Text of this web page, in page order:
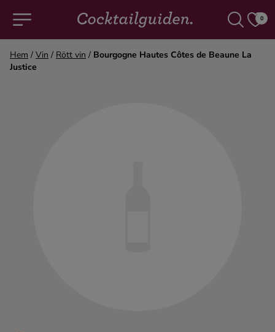
0
COCKTAILS & DRINKAR
Hem / Vin / Rött vin / Bourgogne Hautes Côtes de Beaune La
Justice